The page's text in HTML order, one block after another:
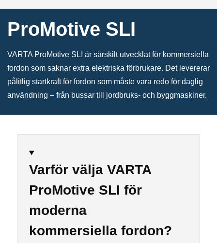
ProMotive SLI
VARTA ProMotive SLI är särskilt utvecklat för kommersiella
fordon som saknar extra elektriska förbrukare. Det levererar
pålitlig startkraft för fordon som måste vara redo för daglig
användning – från bussar till jordbruks- och byggmaskiner.
Varför välja VARTA
ProMotive SLI för
moderna
kommersiella fordon?